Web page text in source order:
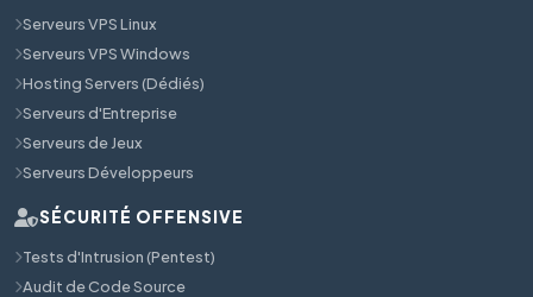
Serveurs VPS Linux
Serveurs VPS Windows
Hosting Servers (Dédiés)
Serveurs d'Entreprise
Serveurs de Jeux
Serveurs Développeurs
SÉCURITÉ OFFENSIVE
Tests d'Intrusion (Pentest)
Audit de Code Source